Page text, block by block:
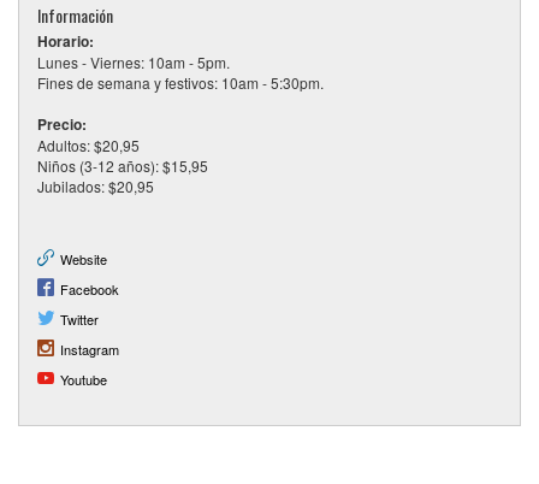
Información
Horario:
Lunes - Viernes: 10am - 5pm.
Fines de semana y festivos: 10am - 5:30pm.
Precio:
Adultos: $20,95
Niños (3-12 años): $15,95
Jubilados: $20,95
Website
Facebook
Twitter
Instagram
Youtube